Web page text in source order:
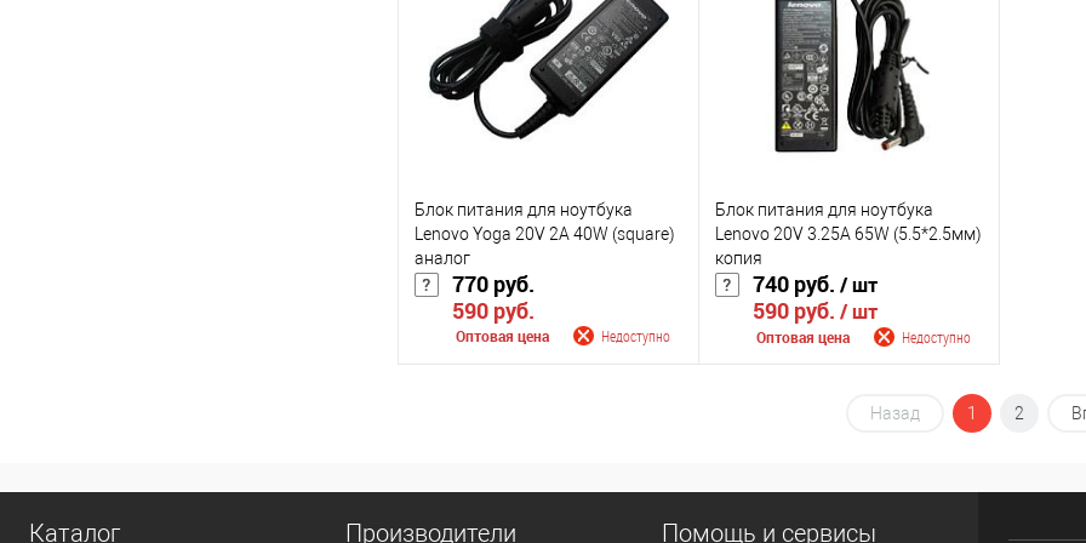
К сравнению
В избранное
Недоступно
Цвет
К сравнению
В избранное
Недоступно
Блок питания для ноутбука
Lenovo Yoga 20V 2A 40W (square)
аналог
770 руб.
590 руб.
Оптовая цена Недоступно
Блок питания для ноутбука
Lenovo 20V 3.25A 65W (5.5*2.5мм)
копия
740 руб. / шт
590 руб. / шт
Оптовая цена Недоступно
Сообщить о поступлении
Назад 1 2
Каталог Производители Помощь и сервисы